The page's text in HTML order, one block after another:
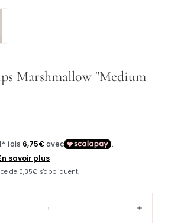
Marshmallow "Medium